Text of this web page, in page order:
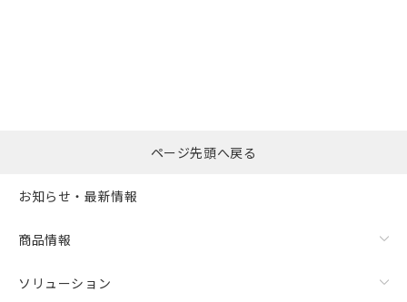
括ダウンロード
ページ先頭へ戻る
お知らせ・最新情報
商品情報
ソリューション